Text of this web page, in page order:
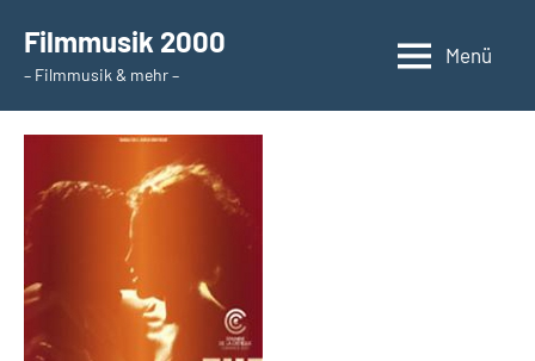
Inhalt
springen
Filmmusik 2000
– Filmmusik & mehr –
Menü